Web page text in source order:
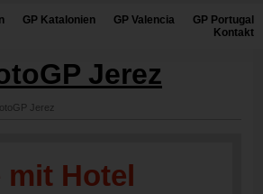
GP Katalonien GP Valencia
GP Portugal
Kontakt
Jerez
Jerez
mit Hotel